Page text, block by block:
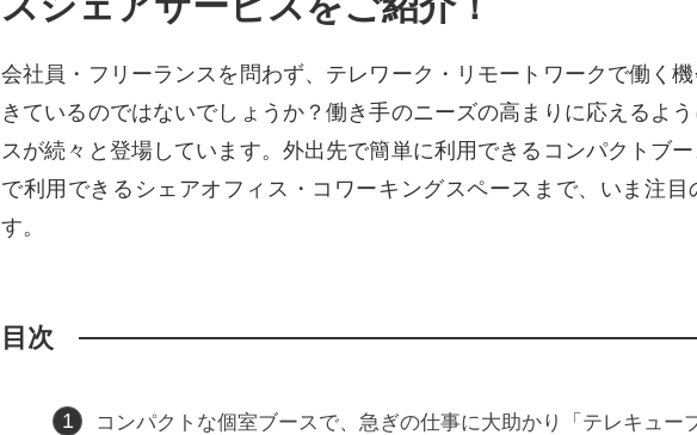
会社員・フリーランスを問わず、テレワーク・リモートワークで働く
きているのではないでしょうか？働き手のニーズの高まりに応えるよ
スが続々と登場しています。外出先で簡単に利用できるコンパクトブ
で利用できるシェアオフィス・コワーキングスペースまで、いま注目
す。
目次
コンパクトな個室ブースで、急ぎの仕事に大助かり「テレキュー